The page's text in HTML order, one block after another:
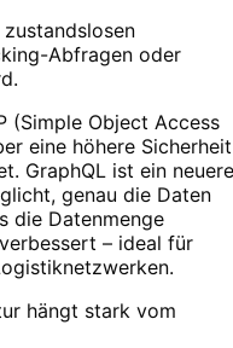
Abfragen oder
(Simple Object Access
eine höhere Sicherheit
GraphQL ist ein
genau die Daten
die Datenmenge
– ideal für
hängt stark vom